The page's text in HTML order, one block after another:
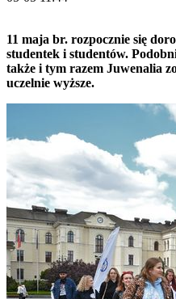
11 maja br. rozpocznie się
studentek i studentów.
także i tym razem Juwenalia
uczelnie wyższe.